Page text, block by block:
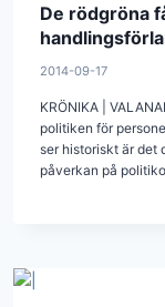
De rödgröna
2014-09-17
KRÖNIKA |
politiken för
ser historiskt är det
påverkan på